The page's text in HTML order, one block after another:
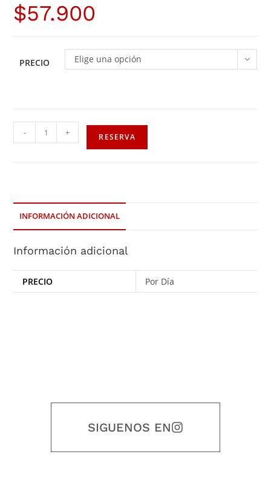
$57.900
PRECIO Elige una opción
- + RESERVA
INFORMACIÓN ADICIONAL
Información adicional
PRECIO Por Día
SIGUENOS EN